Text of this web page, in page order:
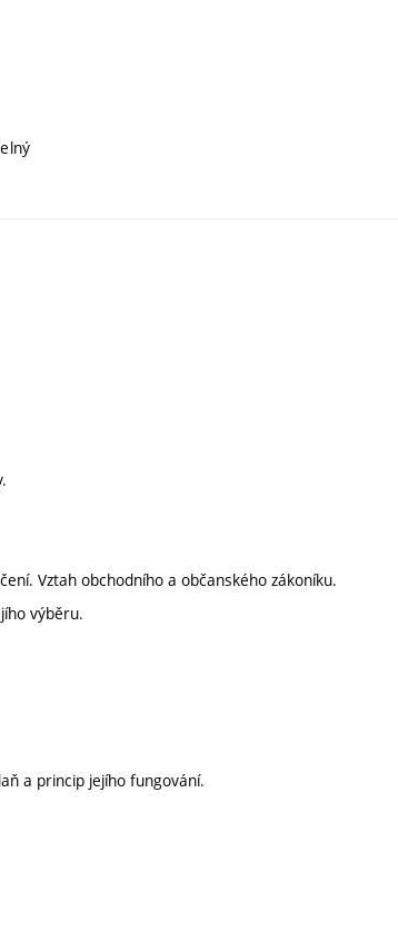
Vztah obchodního a občanského zákoníku.
výběru.
a princip jejího fungování.